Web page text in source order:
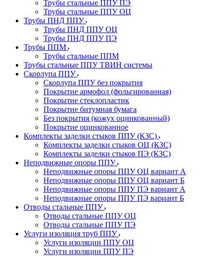
Трубы стальные ППУ ПЭ
Трубы стальные ППУ ОЦ
Трубы ПНД ППУ
Трубы ПНД ППУ ОЦ
Трубы ПНД ППУ ПЭ
Трубы ППМ
Трубы стальные ППМ
Трубы стальные ППУ ТВИН системы
Скорлупа ППУ
Скорлупа ППУ без покрытия
Покрытие армофол (фольгированная)
Покрытие стеклопластик
Покрытие битумная бумага
Без покрытия (кожух оцинкованный)
Покрытие оцинкованное
Комплекты заделки стыков ППУ (КЗС)
Комплекты заделки стыков ОЦ (КЗС)
Комплекты заделки стыков ПЭ (КЗС)
Неподвижные опоры ППУ
Неподвижные опоры ППУ ОЦ вариант А
Неподвижные опоры ППУ ОЦ вариант Б
Неподвижные опоры ППУ ПЭ вариант А
Неподвижные опоры ППУ ПЭ вариант Б
Отводы стальные ППУ
Отводы стальные ППУ ОЦ
Отводы стальные ППУ ПЭ
Услуги изоляция труб ППУ
Услуги изоляции ППУ ОЦ
Услуги изоляции ППУ ПЭ